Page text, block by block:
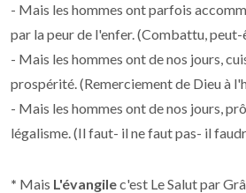
- Mais les hommes ont parfois
par la peur de l'enfer. (Combattu,
- Mais les hommes ont de nos jours,
prospérité. (Remerciement de Dieu à
- Mais les hommes ont de nos jours,
légalisme. (Il faut- il ne faut pas- il
* Mais L'évangilec'est Le Salut par